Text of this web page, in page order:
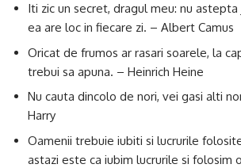
Iti zic un secret, dragul meu: nu
ea are loc in fiecare zi. – Albert Camus
Oricat de frumos ar rasari soarele, la
trebui sa apuna. – Heinrich Heine
Nu cauta dincolo de nori, vei gasi alti
Harry
Oamenii trebuie iubiti si lucrurile
astazi este ca iubim lucrurile si folosim